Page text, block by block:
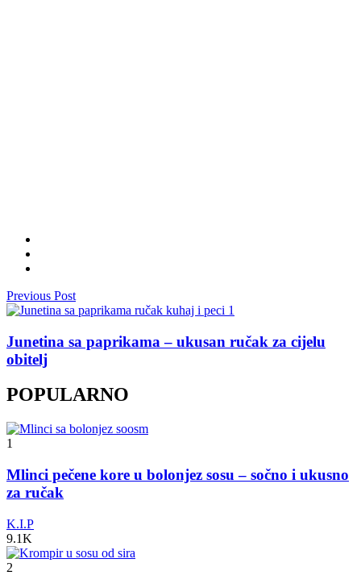
Previous Post
Junetina sa paprikama – ukusan ručak za cijelu
obitelj
POPULARNO
1
Mlinci pečene kore u bolonjez sosu – sočno i ukusno
za ručak
K.I.P
9.1K
2